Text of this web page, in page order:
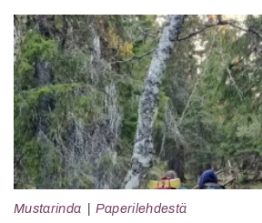
Mustarinda Paperilehdestä